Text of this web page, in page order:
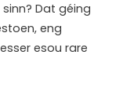
Dat géing
eng
esou rare